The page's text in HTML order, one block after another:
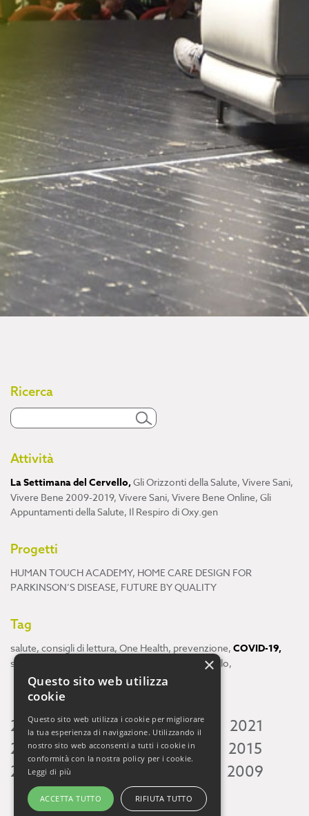
Ricerca
Attività
La Settimana del Cervello,Gli Orizzonti della Salute, Vivere Sani,
Vivere Bene 2009-2019, Vivere Sani, Vivere Bene Online, Gli
Appuntamenti della Salute, Il Respiro di Oxy.gen
Progetti
HUMAN TOUCH ACADEMY, HOME CARE DESIGN FOR
PARKINSON’S DISEASE, FUTURE BY QUALITY
Tag
salute, consigli di lettura, One Health, prevenzione, COVID-19,
scienza cervello,
2026 2025 2024 2023 2022
2021
2020 2019 2018 2017 2016
2015
2014 2013 2009
×
Questo sito web utilizza
cookie
Questo sito web utilizza i cookie per migliorare
la tua esperienza di navigazione. Utilizzando il
nostro sito web acconsenti a tutti i cookie in
conformità con la nostra policy per i cookie.
Leggi di più
ACCETTA TUTTO RIFIUTA TUTTO